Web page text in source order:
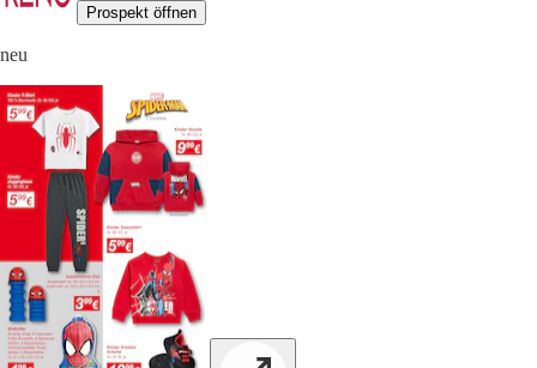
Prospekt öffnen
neu